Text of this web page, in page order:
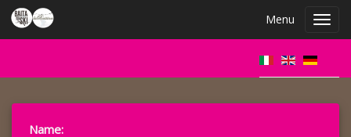
Menu
Name: